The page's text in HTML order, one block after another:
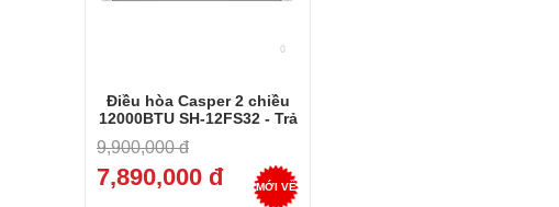
Điều hòa Casper 2 chiều
12000BTU SH-12FS32 - Trả
9,900,000 đ
7,890,000 đ MỚI VỀ